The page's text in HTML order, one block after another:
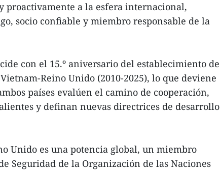
proactivamente a la esfera internacional,
socio confiable y miembro responsable de la
con el 15.º aniversario del establecimiento de
Reino Unido (2010-2025), lo que deviene
países evalúen el camino de cooperación,
y definan nuevas directrices de desarrollo
Unido es una potencia global, un miembro
Seguridad de la Organización de las Naciones